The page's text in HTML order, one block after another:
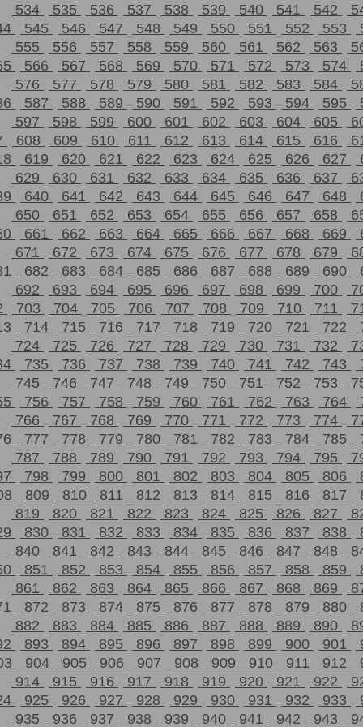
534 535 536 537 538 539 540 541 542
545 546 547 548 549 550 551 552 553
555
556 557 558 559 560 561 562 563
566 567 568 569 570 571 572 573 574
576
577 578 579 580 581 582 583 584
587 588 589 590 591 592 593 594 595
597
598 599 600 601 602 603 604 605
608 609 610 611 612 613 614 615 616
619 620 621 622 623 624 625 626 627
629
630 631 632 633 634 635 636 637
640 641 642 643 644 645 646 647 648
650
651 652 653 654 655 656 657 658
661 662 663 664 665 666 667 668 669
671
672 673 674 675 676 677 678 679
682 683 684 685 686 687 688 689 690
692
693 694 695 696 697 698 699 700
703 704 705 706 707 708 709 710 711
714 715 716 717 718 719 720 721 722
724
725 726 727 728 729 730 731 732
735 736 737 738 739 740 741 742 743
745
746 747 748 749 750 751 752 753
756 757 758 759 760 761 762 763 764
766
767 768 769 770 771 772 773 774
777 778 779 780 781 782 783 784 785
787
788 789 790 791 792 793 794 795
798 799 800 801 802 803 804 805 806
809 810 811 812 813 814 815 816 817
819
820 821 822 823 824 825 826 827
830 831 832 833 834 835 836 837 838
840
841 842 843 844 845 846 847 848
851 852 853 854 855 856 857 858 859
861
862 863 864 865 866 867 868 869
872 873 874 875 876 877 878 879 880
882
883 884 885 886 887 888 889 890
893 894 895 896 897 898 899 900 901
904 905 906 907 908 909 910 911 912
914
915 916 917 918 919 920 921 922
925 926 927 928 929 930 931 932 933
935
936 937 938 939 940 941 942 943